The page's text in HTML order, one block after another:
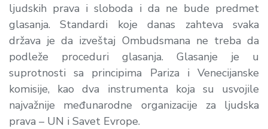
ljudskih prava i sloboda i da ne bude predmet
glasanja. Standardi koje danas zahteva svaka
država je da izveštaj Ombudsmana ne treba da
podleže proceduri glasanja. Glasanje je u
suprotnosti sa principima Pariza i Venecijanske
komisije, kao dva instrumenta koja su usvojile
najvažnije međunarodne organizacije za ljudska
prava – UN i Savet Evrope.